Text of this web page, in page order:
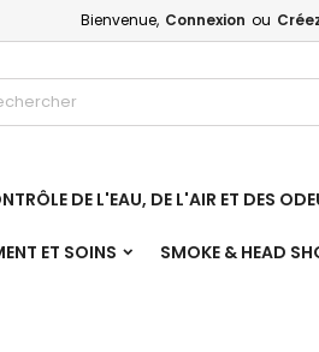
Bienvenue, Connexion ou
DE L'EAU, DE L'AIR ET DES
ET SOINS SMOKE & HEAD